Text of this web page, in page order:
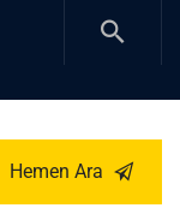
Hemen Ara